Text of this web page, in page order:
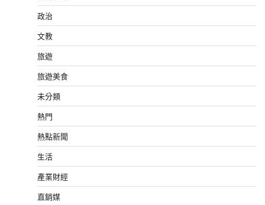
政治
文教
旅遊
旅遊美食
未分類
熱門
熱點新聞
生活
產業財經
直銷媒